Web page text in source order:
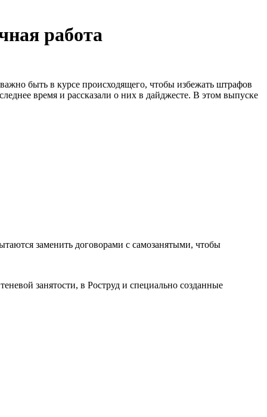
работа
быть в курсе происходящего, чтобы избежать штрафов
время и рассказали о них в дайджесте. В этом выпуске
заменить договорами с самозанятыми, чтобы
занятости, в Роструд и специально созданные